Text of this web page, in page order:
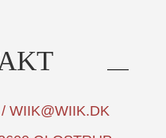
WIIK@WIIK.DK